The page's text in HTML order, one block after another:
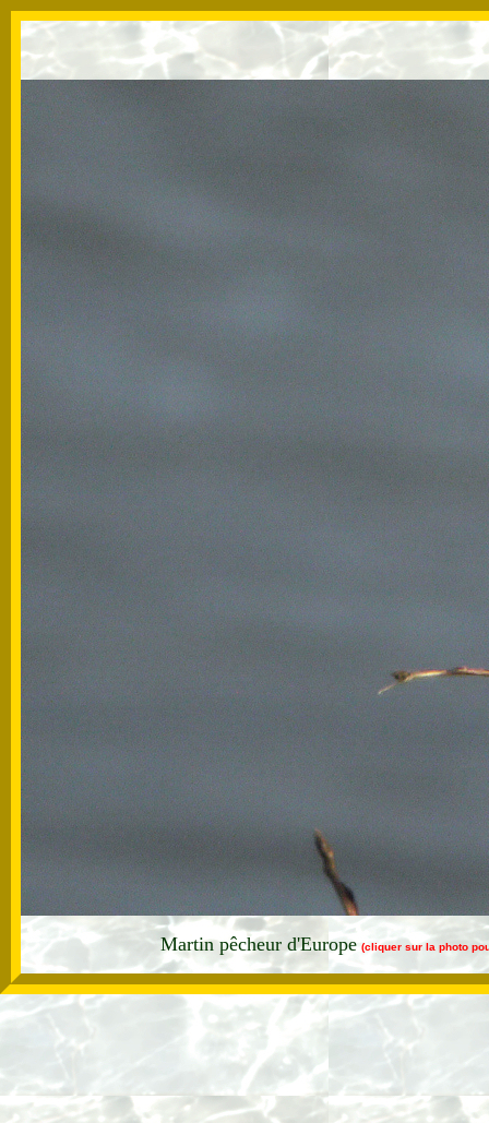
Martin pêcheur d'Europe (cliquer sur la photo